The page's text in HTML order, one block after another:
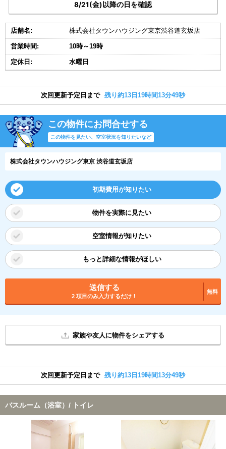
8/21(金)以降の日を確認
店舗名: 株式会社タウンハウジング東京渋谷道玄坂店
営業時間: 10時～19時
定休日: 水曜日
次回更新予定日まで 残り約13日19時間13分49秒
この物件にお問合せする
この物件を見たい、空室状況を知りたいなど
株式会社タウンハウジング東京 渋谷道玄坂店
初期費用が知りたい
物件を実際に見たい
空室情報が知りたい
もっと詳細な情報がほしい
送信する
2 項目のみ入力するだけ！
無料
家族や友人に物件をシェアする
次回更新予定日まで 残り約13日19時間13分49秒
バスルーム（浴室）/ トイレ